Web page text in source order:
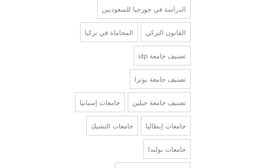
الدراسة في جورجيا للسعوديين
القانون التركي المحاماة في تركيا
تصنيف جامعة utp
تصنيف جامعة بوترا
تصنيف جامعة جيلين جامعات إسبانيا
جامعات إيطاليا جامعات التشيك
جامعات بولندا